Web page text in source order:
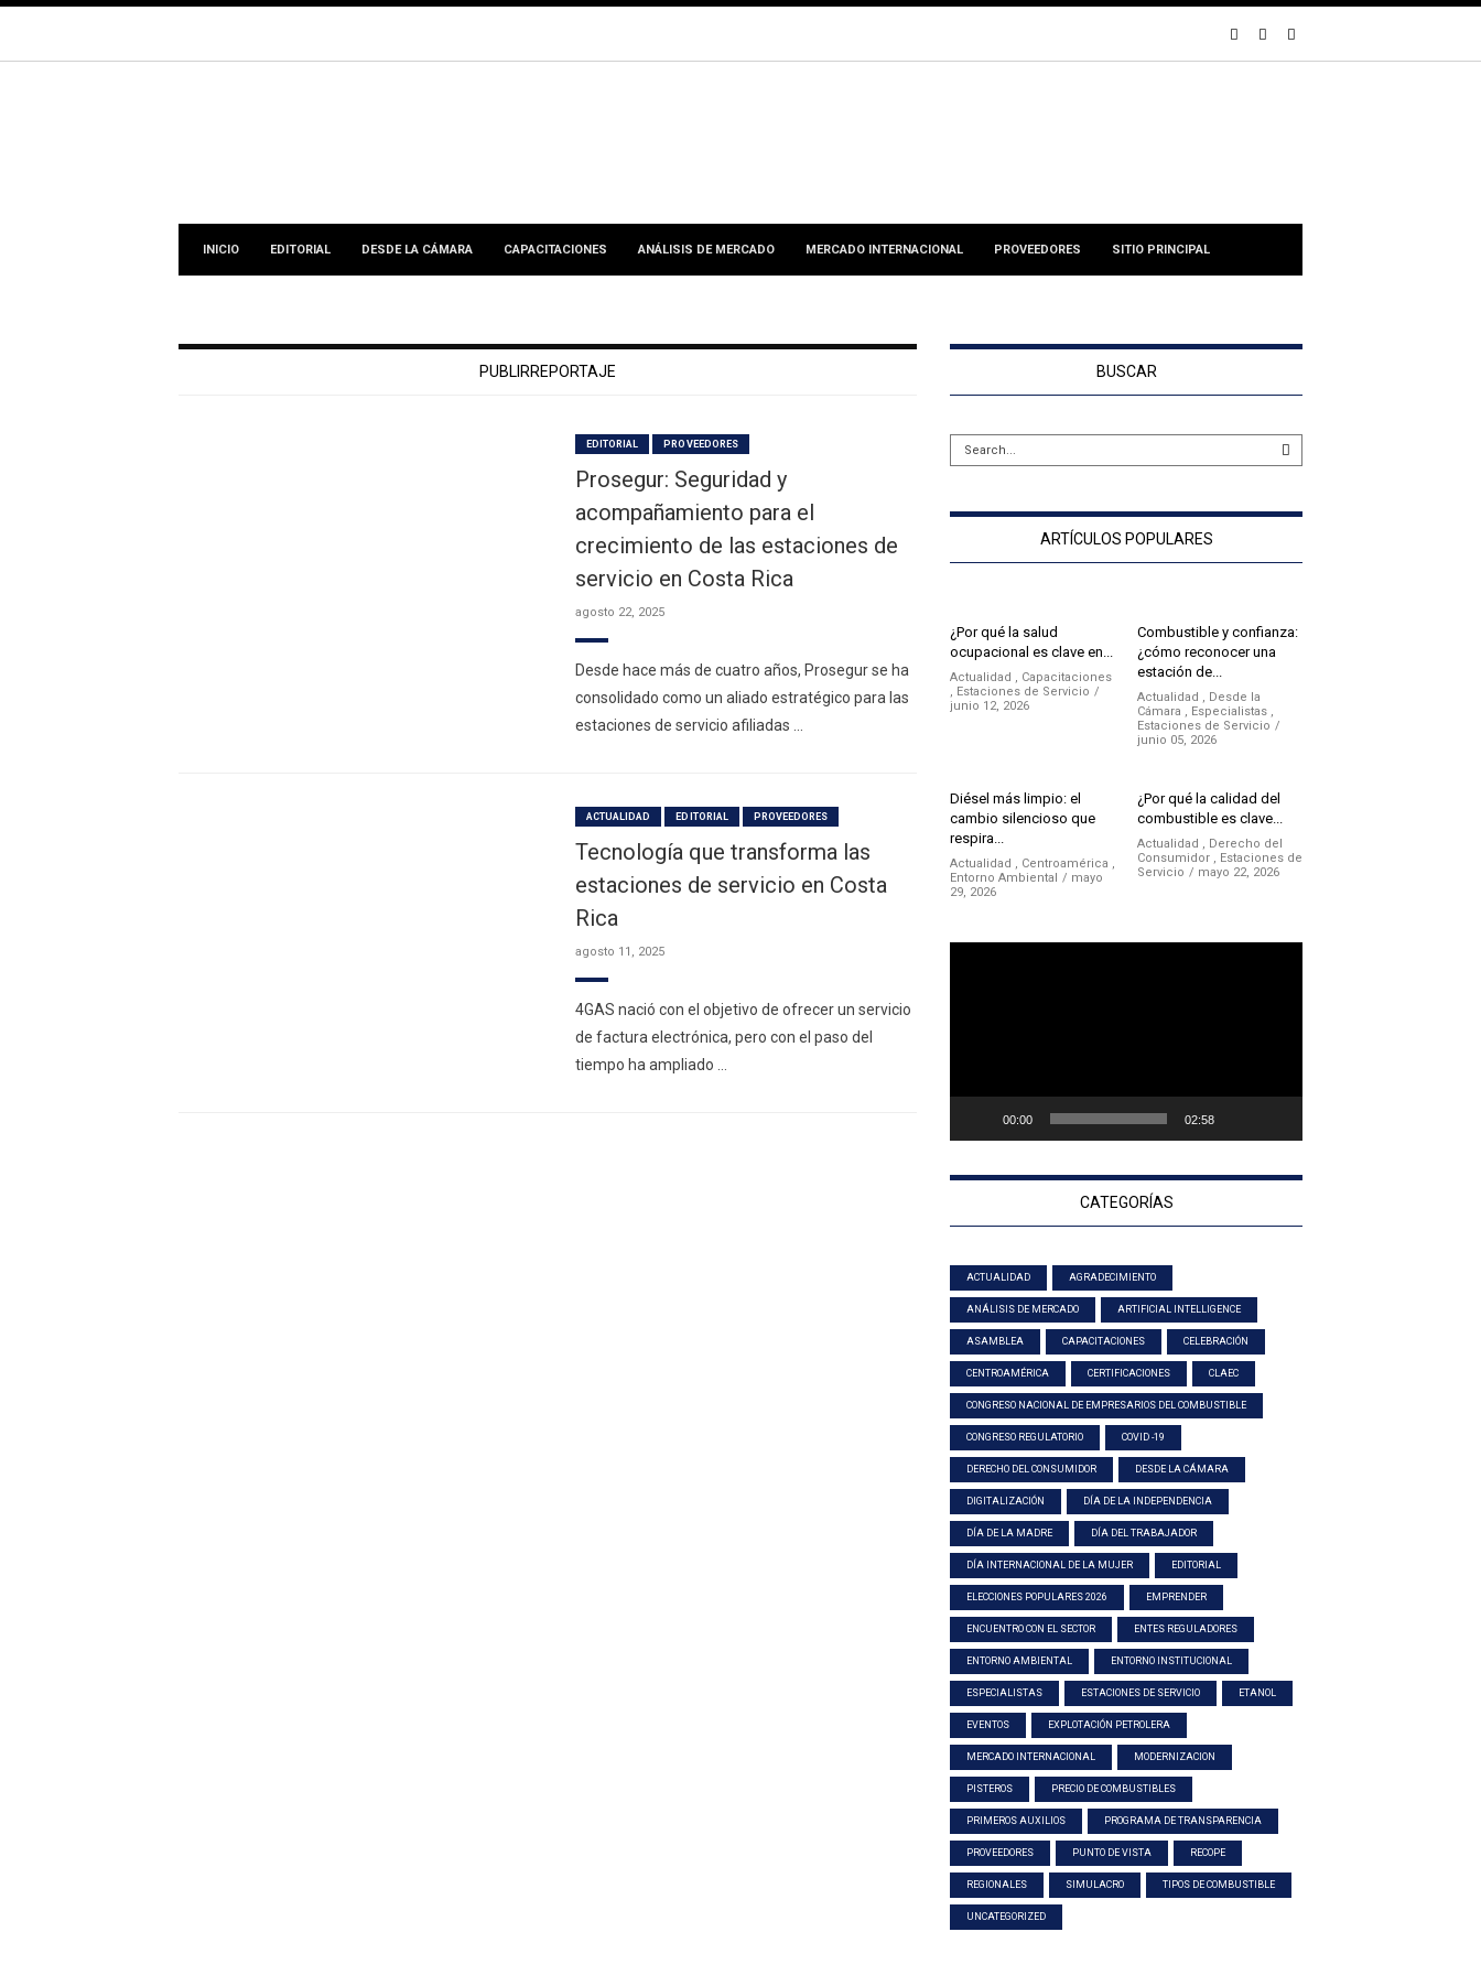
INICIO EDITORIAL DESDE LA CÁMARA CAPACITACIONES ANÁLISIS DE MERCADO MERCADO INTERNACIONAL PROVEEDORES SITIO PRINCIPAL
PUBLIRREPORTAJE
EDITORIAL PROVEEDORES
Prosegur: Seguridad y
acompañamiento para el
crecimiento de las estaciones de
servicio en Costa Rica
agosto 22, 2025
Desde hace más de cuatro años, Prosegur se ha
consolidado como un aliado estratégico para las
estaciones de servicio afiliadas …
ACTUALIDAD EDITORIAL PROVEEDORES
Tecnología que transforma las
estaciones de servicio en Costa
Rica
agosto 11, 2025
4GAS nació con el objetivo de ofrecer un servicio
de factura electrónica, pero con el paso del
tiempo ha ampliado …
BUSCAR
ARTÍCULOS POPULARES
¿Por qué la salud
ocupacional es clave en...
Actualidad , Capacitaciones
, Estaciones de Servicio
junio 12, 2026
Combustible y confianza:
¿cómo reconocer una
estación de...
Actualidad , Desde la
Cámara , Especialistas ,
Estaciones de Servicio
junio 05, 2026
Diésel más limpio: el
cambio silencioso que
respira...
Actualidad , Centroamérica ,
Entorno Ambiental
mayo
29, 2026
¿Por qué la calidad del
combustible es clave...
Actualidad , Derecho del
Consumidor , Estaciones de
Servicio
mayo 22, 2026
00:00 02:58
CATEGORÍAS
ACTUALIDAD AGRADECIMIENTO
ANÁLISIS DE MERCADO ARTIFICIAL INTELLIGENCE
ASAMBLEA CAPACITACIONES CELEBRACIÓN
CENTROAMÉRICA CERTIFICACIONES CLAEC
CONGRESO NACIONAL DE EMPRESARIOS DEL COMBUSTIBLE
CONGRESO REGULATORIO COVID -19
DERECHO DEL CONSUMIDOR DESDE LA CÁMARA
DIGITALIZACIÓN DÍA DE LA INDEPENDENCIA
DÍA DE LA MADRE DÍA DEL TRABAJADOR
DÍA INTERNACIONAL DE LA MUJER EDITORIAL
ELECCIONES POPULARES 2026 EMPRENDER
ENCUENTRO CON EL SECTOR ENTES REGULADORES
ENTORNO AMBIENTAL ENTORNO INSTITUCIONAL
ESPECIALISTAS ESTACIONES DE SERVICIO ETANOL
EVENTOS EXPLOTACIÓN PETROLERA
MERCADO INTERNACIONAL MODERNIZACION
PISTEROS PRECIO DE COMBUSTIBLES
PRIMEROS AUXILIOS PROGRAMA DE TRANSPARENCIA
PROVEEDORES PUNTO DE VISTA RECOPE
REGIONALES SIMULACRO TIPOS DE COMBUSTIBLE
UNCATEGORIZED